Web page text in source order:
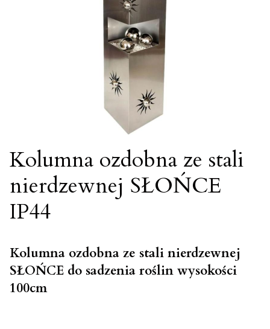
Kolumna ozdobna ze stali
nierdzewnej SŁOŃCE
IP44
Kolumna ozdobna ze stali nierdzewnej
SŁOŃCE do sadzenia roślin wysokości
100cm